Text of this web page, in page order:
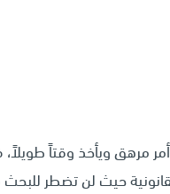
أمر مرهق ويأخذ وقتاً
حيث لن تضطر